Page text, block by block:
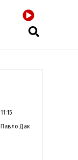
11:15
Павло Дак